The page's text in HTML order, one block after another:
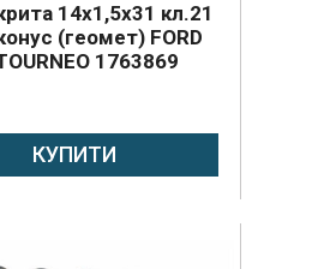
14х1,5х31 кл.21
(геомет) FORD
1763869
USA
КУПИТИ